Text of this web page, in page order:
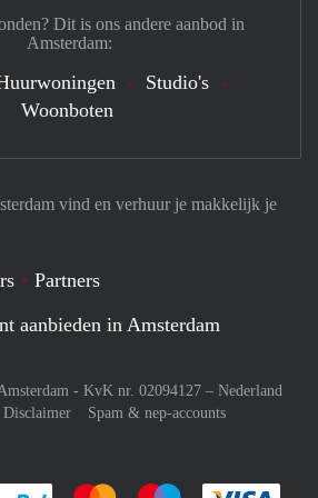
vind en verhuur je makkelijk je
Partners
aanbieden in Amsterdam
- KvK nr. 02094127 – Nederland
Disclaimer
Spam & nep-accounts
Dit is ons andere aanbod in
Amsterdam:
Studio's
Woonboten